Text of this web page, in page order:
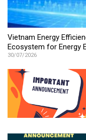
Vietnam Energy
Ecosystem for Energy
30/07/2026